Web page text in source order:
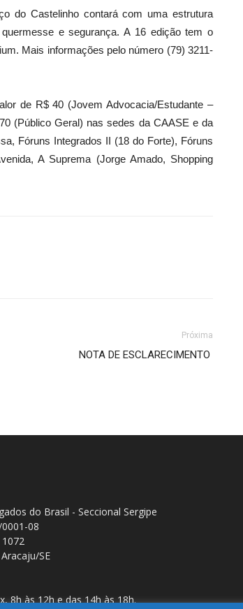
do Castelinho contará com uma estrutura
e segurança. A 16 edição tem o
Mais informações pelo número (79) 3211-
de R$ 40 (Jovem Advocacia/Estudante –
(Público Geral) nas sedes da CAASE e da
Fóruns Integrados II (18 do Forte), Fóruns
A Suprema (Jorge Amado, Shopping
Próxima
NOTA DE ESCLARECIMENTO
do Brasil - Seccional Sergipe
0001-08
SE
8h às 12h e das 14h às 18h.